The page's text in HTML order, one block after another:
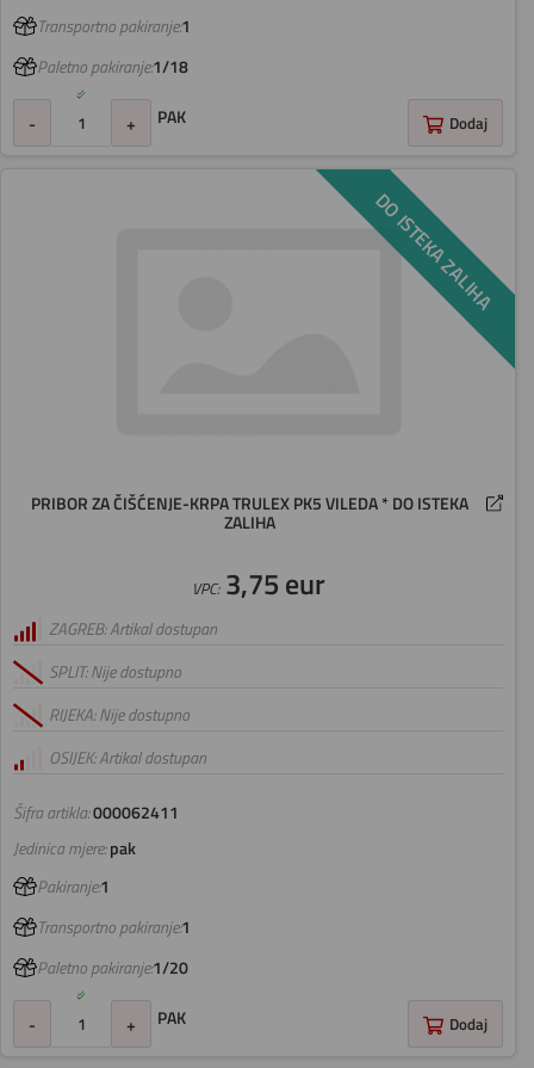
Transportno pakiranje:1
Paletno pakiranje:1/18
- + PAK Dodaj
DO ISTEKA ZALIHA
PRIBOR ZA ČIŠĆENJE-KRPA TRULEX PK5 VILEDA * DO ISTEKA
ZALIHA
Šifra artikla:000062411
VPC:3,75 eur
ZAGREB: Artikal dostupan
SPLIT: Nije dostupno
RIJEKA: Nije dostupno
OSIJEK: Artikal dostupan
Jedinica mjere:pak
Pakiranje:1
Transportno pakiranje:1
Paletno pakiranje:1/20
- + PAK Dodaj